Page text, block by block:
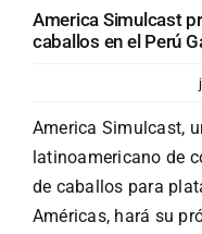
America Simulcast
caballos en el Perú
America Simulcast,
latinoamericano de
de caballos para
Américas, hará su